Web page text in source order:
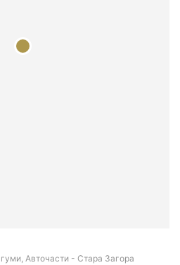
Авточасти - Стара Загора